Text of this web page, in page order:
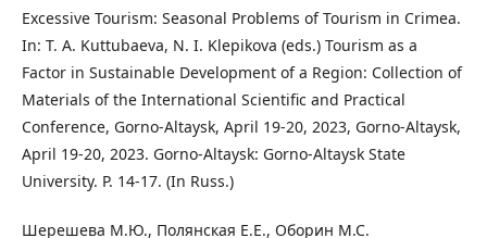
Excessive Tourism: Seasonal Problems of Tourism in Crimea.
In: T. A. Kuttubaeva, N. I. Klepikova (eds.) Tourism as a
Factor in Sustainable Development of a Region: Collection of
Materials of the International Scientific and Practical
Conference, Gorno-Altaysk, April 19-20, 2023, Gorno-Altaysk,
April 19-20, 2023. Gorno-Altaysk: Gorno-Altaysk State
University. P. 14-17. (In Russ.)
Шерешева М.Ю., Полянская Е.Е., Оборин М.С.